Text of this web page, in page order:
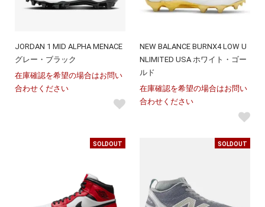
JORDAN 1 MID ALPHA MENACE
グレー・ブラック
在庫確認を希望の場合はお問い
合わせください
NEW BALANCE BURNX4 LOW U
NLIMITED USA ホワイト・ゴー
ルド
在庫確認を希望の場合はお問い
合わせください
SOLDOUT SOLDOUT